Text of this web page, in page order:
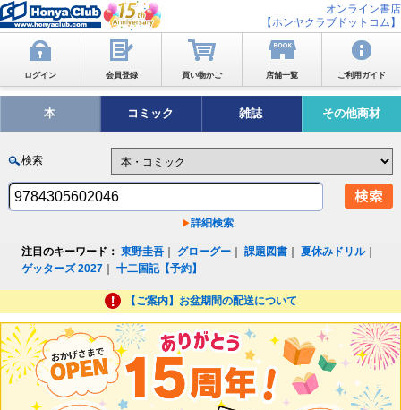
オンライン書店
【ホンヤクラブドットコム】
ログイン 会員登録 買い物かご 店舗一覧 ご利用ガイド
本 コミック 雑誌 その他商材
検索
詳細検索
注目のキーワード： 東野圭吾 グローグー ｜課題図書 ｜夏休みドリル｜
ゲッターズ 2027 ｜十二国記【予約】
【ご案内】お盆期間の配送について